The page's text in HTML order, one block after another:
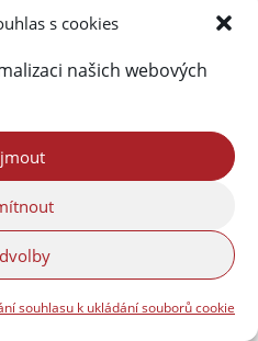
s cookies
našich webových
souhlasu k ukládání souborů cookie